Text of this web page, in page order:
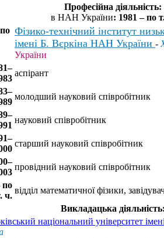
Професійна діяльність:
в НАН України: 1981 – по
Фізико-технічний інститут
імені Б. Вєркіна НАН України -
України
аспірант
молодший науковий співробітник
науковий співробітник
старший науковий співробітник
провідний науковий співробітник
по
ч.
відділ математичної фізики,
Викладацька
національний університет